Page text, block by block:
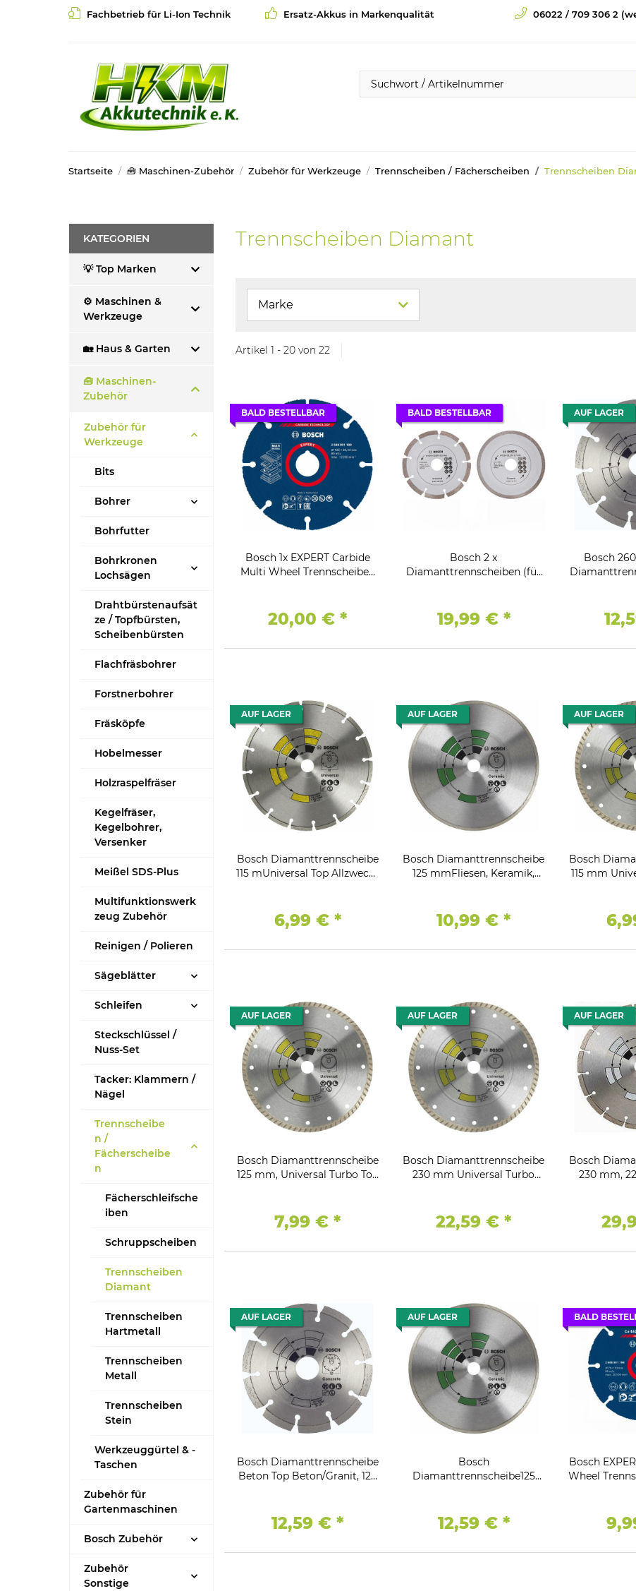
Fachbetrieb für Li-Ion Technik Ersatz-Akkus in Markenqualität 06022 / 709 306 2
Startseite 🧰 Maschinen-Zubehör Zubehör für Werkzeuge Trennscheiben / Fächerscheiben Trennscheiben
Trennscheiben Diamant
Marke
Artikel 1 - 20 von 22
BALD BESTELLBAR
Bosch 1x EXPERT Carbide
Multi Wheel Trennscheiben
20,00 €*
BALD BESTELLBAR
Bosch 2 x
Diamanttrennscheiben (für
19,99 € *
AUF LAGER
Bosch
AUF LAGER
Bosch Diamanttrennscheibe
115 mUniversal Top Allzweck,,
6,99 € *
AUF LAGER
Bosch Diamanttrennscheibe
125 mmFliesen, Keramik,
10,99 €*
AUF LAGER
Bosch
115 mm
AUF LAGER
Bosch Diamanttrennscheibe
125 mm, Universal Turbo Top
7,99 €*
AUF LAGER
Bosch Diamanttrennscheibe
230 mm Universal Turbo
22,59 €*
AUF LAGER
Bosch
230 mm,
AUF LAGER
Bosch Diamanttrennscheibe
Beton Top Beton/Granit, 125
12,59 €*
AUF LAGER
Bosch
Diamanttrennscheibe125
12,59 € *
BALD
Bosch
Wheel
KATEGORIEN
💡 Top Marken
⚙️ Maschinen &
Werkzeuge
🏡 Haus & Garten
🧰 Maschinen-
Zubehör
Zubehör für
Werkzeuge
Bits
Bohrer
Bohrfutter
Bohrkronen
Lochsägen
Drahtbürstenaufsät
ze / Topfbürsten,
Scheibenbürsten
Flachfräsbohrer
Forstnerbohrer
Fräsköpfe
Hobelmesser
Holzraspelfräser
Kegelfräser,
Kegelbohrer,
Versenker
Meißel SDS-Plus
Multifunktionswerk
zeug Zubehör
Reinigen / Polieren
Sägeblätter
Schleifen
Steckschlüssel /
Nuss-Set
Tacker: Klammern /
Nägel
Trennscheibe
n /
Fächerscheibe
n
Fächerschleifsche
iben
Schruppscheiben
Trennscheiben
Diamant
Trennscheiben
Hartmetall
Trennscheiben
Metall
Trennscheiben
Stein
Werkzeuggürtel & -
Taschen
Zubehör für
Gartenmaschinen
Bosch Zubehör
Zubehör
Sonstige